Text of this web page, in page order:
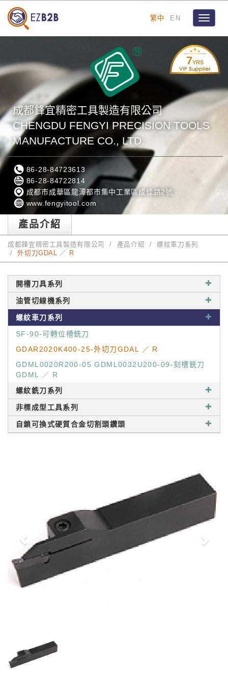
繁中 EN
Toggle
7YRS
成都鋒宜精密工具製造有限公司
CHENGDU FENGYI PRECISION TOOLS
MANUFACTURE CO., LTD.
86-28-84723613
86-28-84722814
成都市成華區龍潭都市集中工業區成佳路2號
www.fengyitool.com
產品介紹
成都鋒宜精密工具製造有限公司 產品介紹
螺紋車刀系列
外切刀GDAL ／ R
開槽刀具系列
油管切線機系列
螺紋車刀系列
SF-90-可轉位槽銑刀
GDAR2020K400-25-外切刀GDAL ／ R
GDML0020R200-05 GDML0032U200-09-刻槽銑刀
GDML ／ R
螺紋銑刀系列
非標成型工具系列
自鎖可換式硬質合金切割頭鑽頭